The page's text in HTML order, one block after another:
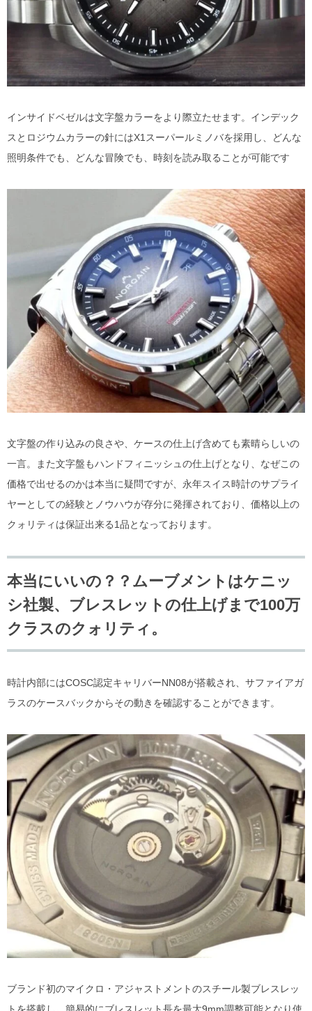
インサイドベゼルは文字盤カラーをより際立たせます。インデック
スとロジウムカラーの針にはX1スーパールミノバを採用し、どんな
照明条件でも、どんな冒険でも、時刻を読み取ることが可能です
文字盤の作り込みの良さや、ケースの仕上げ含めても素晴らしいの
一言。また文字盤もハンドフィニッシュの仕上げとなり、なぜこの
価格で出せるのかは本当に疑問ですが、永年スイス時計のサプライ
ヤーとしての経験とノウハウが存分に発揮されており、価格以上の
クォリティは保証出来る1品となっております。
本当にいいの？？ムーブメントはケニッ
シ社製、ブレスレットの仕上げまで100万
クラスのクォリティ。
時計内部にはCOSC認定キャリバーNN08が搭載され、サファイアガ
ラスのケースバックからその動きを確認することができます。
ブランド初のマイクロ・アジャストメントのスチール製ブレスレッ
トを搭載し、簡易的にブレスレット長を最大9mm調整可能となり使